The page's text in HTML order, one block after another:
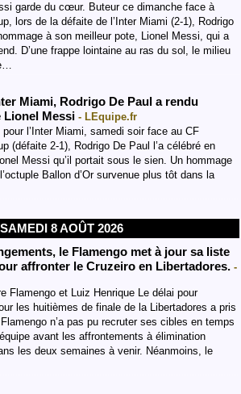
garde du cœur. Buteur ce dimanche face à
lors de la défaite de l’Inter Miami (2-1), Rodrigo
à son meilleur pote, Lionel Messi, qui a
D’une frappe lointaine au ras du sol, le milieu
Miami, Rodrigo De Paul a rendu
Lionel Messi - LEquipe.fr
l’Inter Miami, samedi soir face au CF
(défaite 2-1), Rodrigo De Paul l’a célébré en
Messi qu’il portait sous le sien. Un hommage
Ballon d’Or survenue plus tôt dans la
SAMEDI 8 AOÛT 2026
le Flamengo met à jour sa liste
affronter le Cruzeiro en Libertadores. -
Flamengo et Luiz Henrique Le délai pour
les huitièmes de finale de la Libertadores a pris
n’a pas pu recruter ses cibles en temps
avant les affrontements à élimination
les deux semaines à venir. Néanmoins, le